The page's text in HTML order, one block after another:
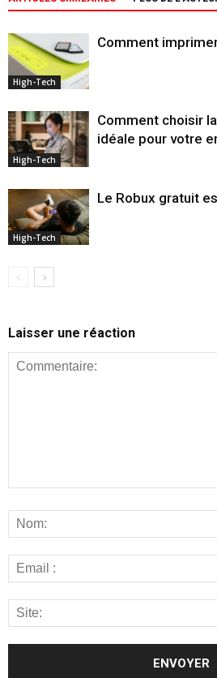
High-Tech
Comment
High-Tech
Comment choisir
idéale pour votre
High-Tech
Le Robux gratuit
Laisser une réaction